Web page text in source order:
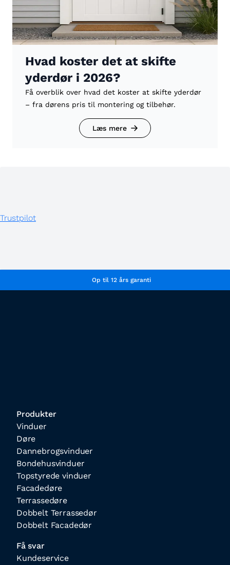
Hvad koster det at skifte
yderdør i 2026?
Få overblik over hvad det koster at skifte yderdør
– fra dørens pris til montering og tilbehør.
Læs mere
Trustpilot
Op til 12 års garanti
Produkter
Vinduer
Døre
Dannebrogsvinduer
Bondehusvinduer
Topstyrede vinduer
Facadedøre
Terrassedøre
Dobbelt Terrassedør
Dobbelt Facadedør
Få svar
Kundeservice